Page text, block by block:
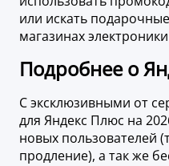
или искать
магазинах
Подробнее о
С эксклюзивными от
для Яндекс Плюс на
новых пользователей
продление), а так же